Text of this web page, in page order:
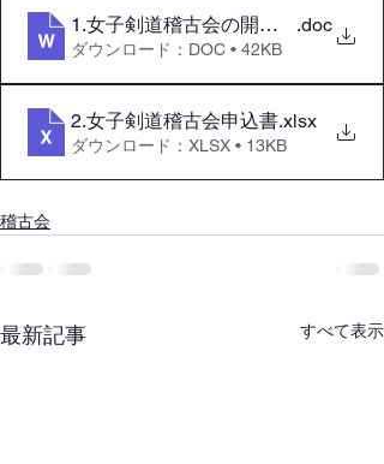
1.女子剣道稽古会の開催について
.doc
ダウンロード：DOC • 42KB
2.女子剣道稽古会申込書.xlsx
ダウンロード：XLSX • 13KB
稽古会
最新記事 すべて表示